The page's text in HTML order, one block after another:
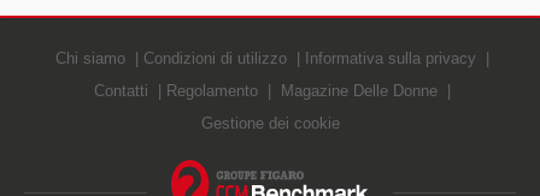
Chi siamo Condizioni di utilizzo
Informativa sulla privacy
Contatti
Regolamento
Magazine Delle Donne
Gestione dei cookie